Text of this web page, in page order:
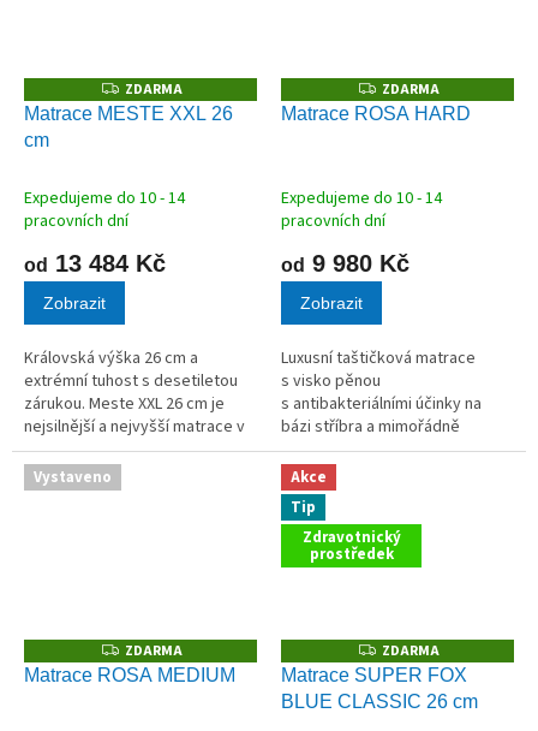
Z
D
A
ZDARMA
Matrace MESTE XXL 26
cm
Expedujeme do 10 - 14
pracovních dní
od 13 484 Kč
Zobrazit
Královská výška 26 cm a
extrémní tuhost s desetiletou
zárukou. Meste XXL 26 cm je
nejsilnější a nejvyšší matrace v
celém našem sortimentu. Jádro
z vysokogramážní bílé studené
pěny (50 kg/m³) poskytuje...
Z
D
A
ZDARMA
Matrace ROSA HARD
Expedujeme do 10 - 14
pracovních dní
od 9 980 Kč
Zobrazit
Luxusní taštičková matrace
s visko pěnou
s antibakteriálními účinky na
bázi stříbra a mimořádně
prodyšnou HR studenou pěnou
EUCAFEEL nové generace. Velmi
prodyšná pěti-zónová matrace
z nejnovějších...
Vystaveno
Z
D
A
ZDARMA
Matrace ROSA MEDIUM
Akce
Tip
Zdravotnický
prostředek
Z
D
A
R
ZDARMA
Matrace SUPER FOX
BLUE CLASSIC 26 cm